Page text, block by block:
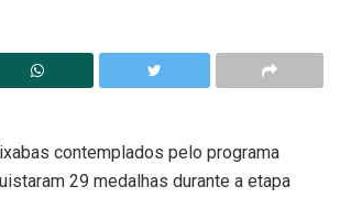
contemplados pelo programa
29 medalhas durante a etapa